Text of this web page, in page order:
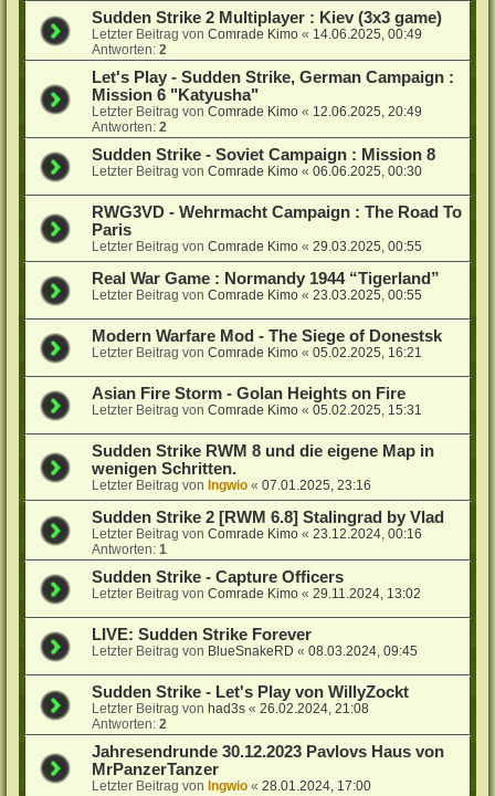
Sudden Strike 2 Multiplayer : Kiev (3x3 game)
Letzter Beitrag vonComrade Kimo « 14.06.2025, 00:49
Antworten:2
Let's Play - Sudden Strike, German Campaign :
Mission 6 "Katyusha"
Letzter Beitrag vonComrade Kimo « 12.06.2025, 20:49
Antworten:2
Sudden Strike - Soviet Campaign : Mission 8
Letzter Beitrag vonComrade Kimo «06.06.2025, 00:30
RWG3VD - Wehrmacht Campaign : The Road To
Paris
Letzter Beitrag vonComrade Kimo «29.03.2025, 00:55
Real War Game : Normandy 1944 “Tigerland”
Letzter Beitrag vonComrade Kimo «23.03.2025, 00:55
Modern Warfare Mod - The Siege of Donestsk
Letzter Beitrag vonComrade Kimo «05.02.2025, 16:21
Asian Fire Storm - Golan Heights on Fire
Letzter Beitrag vonComrade Kimo «05.02.2025, 15:31
Sudden Strike RWM 8 und die eigene Map in
wenigen Schritten.
Letzter Beitrag von Ingwio «07.01.2025, 23:16
Sudden Strike 2 [RWM 6.8] Stalingrad by Vlad
Letzter Beitrag vonComrade Kimo «23.12.2024, 00:16
Antworten:1
Sudden Strike - Capture Officers
Letzter Beitrag vonComrade Kimo «29.11.2024, 13:02
LIVE: Sudden Strike Forever
Letzter Beitrag von BlueSnakeRD «08.03.2024, 09:45
Sudden Strike - Let's Play von WillyZockt
Letzter Beitrag von had3s «26.02.2024, 21:08
Antworten:2
Jahresendrunde 30.12.2023 Pavlovs Haus von
MrPanzerTanzer
Letzter Beitrag von Ingwio «28.01.2024, 17:00